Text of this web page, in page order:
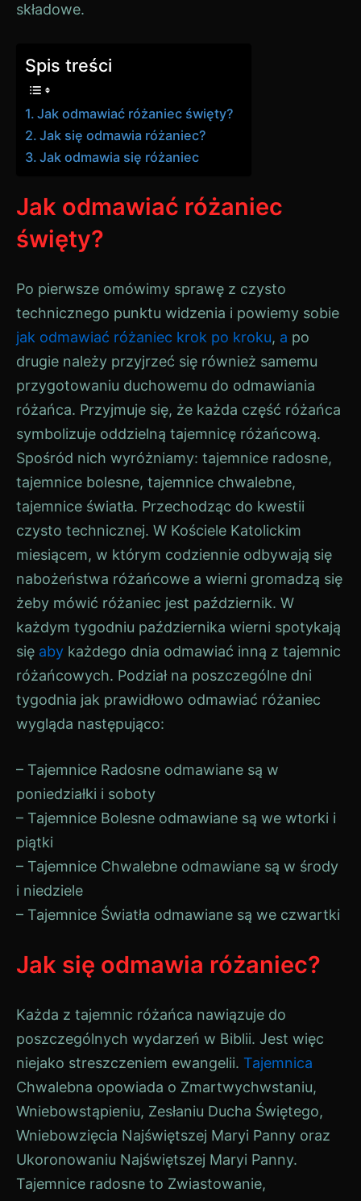
składowe.
Spis treści
Jak odmawiać różaniec święty?
Jak się odmawia różaniec?
Jak odmawia się różaniec
Jak odmawiać różaniec
święty?
Po pierwsze omówimy sprawę z czysto
technicznego punktu widzenia i powiemy sobie
jak odmawiać różaniec krok po kroku, a po
drugie należy przyjrzeć się również samemu
przygotowaniu duchowemu do odmawiania
różańca. Przyjmuje się, że każda część różańca
symbolizuje oddzielną tajemnicę różańcową.
Spośród nich wyróżniamy: tajemnice radosne,
tajemnice bolesne, tajemnice chwalebne,
tajemnice światła. Przechodząc do kwestii
czysto technicznej. W Kościele Katolickim
miesiącem, w którym codziennie odbywają się
nabożeństwa różańcowe a wierni gromadzą się
żeby mówić różaniec jest październik. W
każdym tygodniu października wierni spotykają
się aby każdego dnia odmawiać inną z tajemnic
różańcowych. Podział na poszczególne dni
tygodnia jak prawidłowo odmawiać różaniec
wygląda następująco:
– Tajemnice Radosne odmawiane są w
poniedziałki i soboty
– Tajemnice Bolesne odmawiane są we wtorki i
piątki
– Tajemnice Chwalebne odmawiane są w środy
i niedziele
– Tajemnice Światła odmawiane są we czwartki
Jak się odmawia różaniec?
Każda z tajemnic różańca nawiązuje do
poszczególnych wydarzeń w Biblii. Jest więc
niejako streszczeniem ewangelii. Tajemnica
Chwalebna opowiada o Zmartwychwstaniu,
Wniebowstąpieniu, Zesłaniu Ducha Świętego,
Wniebowzięcia Najświętszej Maryi Panny oraz
Ukoronowaniu Najświętszej Maryi Panny.
Tajemnice radosne to Zwiastowanie,